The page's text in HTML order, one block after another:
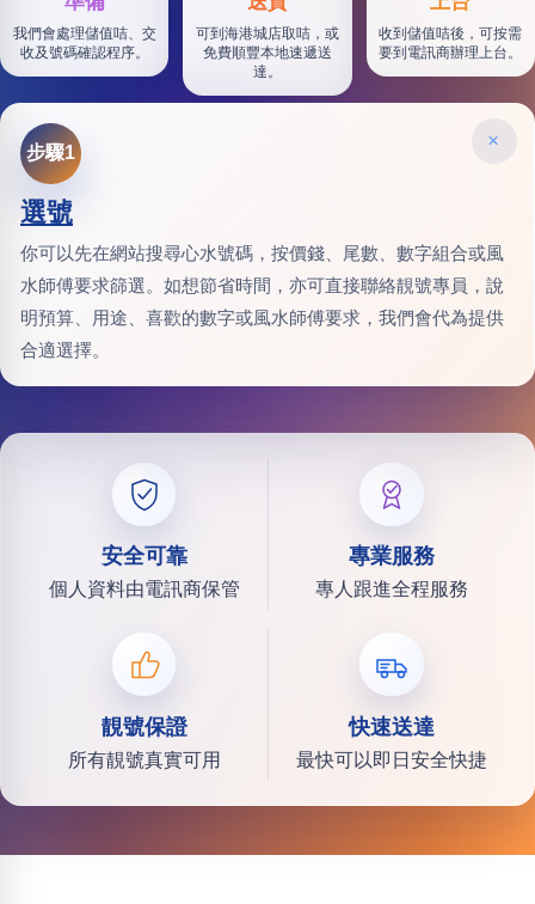
我們會處理儲值咭、交
收及號碼確認程序。
可到海港城店取咭，或
免費順豐本地速遞送
達。
收到儲值咭後，可按需
要到電訊商辦理上台。
×
步驟1
選號
你可以先在網站搜尋心水號碼，按價錢、尾數、數字組合或風
水師傅要求篩選。如想節省時間，亦可直接聯絡靚號專員，說
明預算、用途、喜歡的數字或風水師傅要求，我們會代為提供
合適選擇。
安全可靠
個人資料由電訊商保管
專業服務
專人跟進全程服務
靚號保證
所有靚號真實可用
快速送達
最快可以即日安全快捷